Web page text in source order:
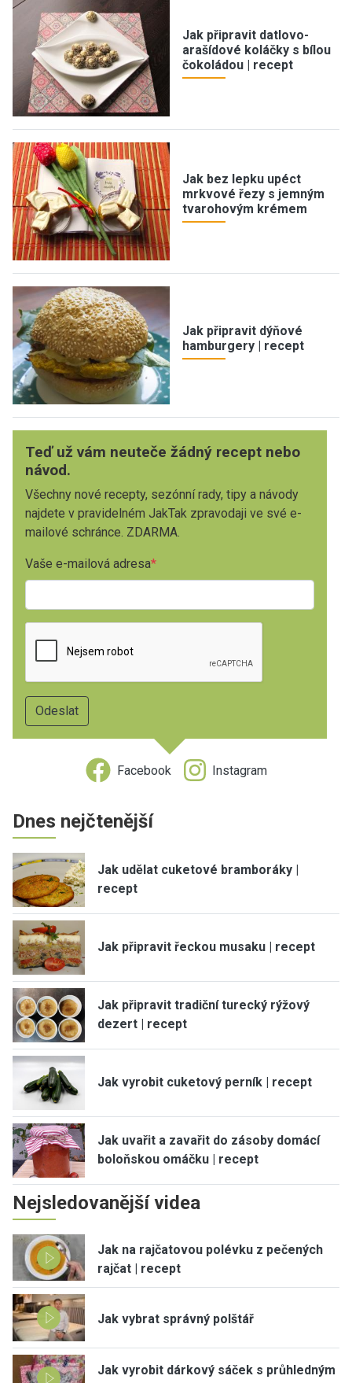
Jak připravit datlovo-
arašídové koláčky s bílou
čokoládou | recept
Jak bez lepku upéct
mrkvové řezy s jemným
tvarohovým krémem
Jak připravit dýňové
hamburgery | recept
Teď už vám neuteče žádný recept nebo
návod.
Všechny nové recepty, sezónní rady, tipy a návody
najdete v pravidelném JakTak zpravodaji ve své e-
mailové schránce. ZDARMA.
Vaše e-mailová adresa
Facebook Instagram
Dnes nejčtenější
Jak udělat cuketové bramboráky |
recept
Jak připravit řeckou musaku | recept
Jak připravit tradiční turecký rýžový
dezert | recept
Jak vyrobit cuketový perník | recept
Jak uvařit a zavařit do zásoby domácí
boloňskou omáčku | recept
Nejsledovanější videa
Jak na rajčatovou polévku z pečených
rajčat | recept
Jak vybrat správný polštář
Jak vyrobit dárkový sáček s průhledným